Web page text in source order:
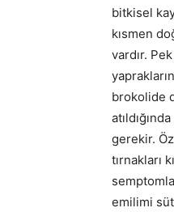
bitkisel
kısmen
vardır.
brokolide
gerekir.
tırnakları
emilimi